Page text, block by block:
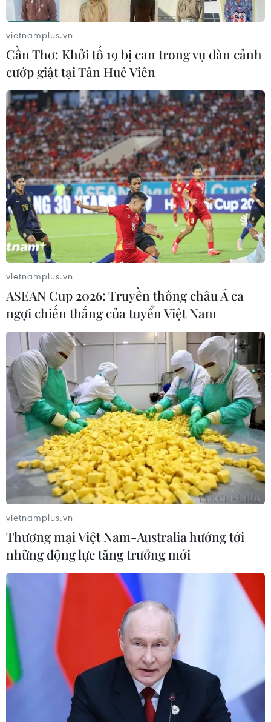
vietnamplus.vn
Cần Thơ: Khởi tố 19 bị can trong vụ dàn cảnh
cướp giật tại Tân Huê Viên
vietnamplus.vn
ASEAN Cup 2026: Truyền thông châu Á ca
ngợi chiến thắng của tuyển Việt Nam
vietnamplus.vn
Thương mại Việt Nam-Australia hướng tới
những động lực tăng trưởng mới